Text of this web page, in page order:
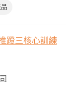
蹬三核心訓練